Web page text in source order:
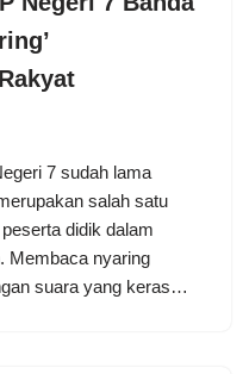
7 sudah lama
salah satu
didik dalam
Membaca nyaring
suara yang keras…